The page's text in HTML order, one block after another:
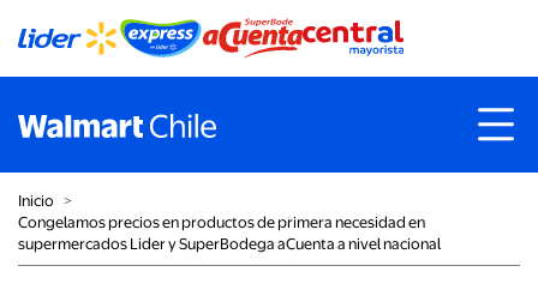
Inicio ˃
Congelamos precios en productos de primera necesidad en
supermercados Lider y SuperBodega aCuenta a nivel nacional